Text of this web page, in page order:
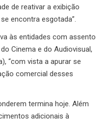
de reativar a exibição
encontra esgotada”.
às entidades com assento
Cinema e do Audiovisual,
“com vista a apurar se
comercial desses
termina hoje. Além
adicionais à